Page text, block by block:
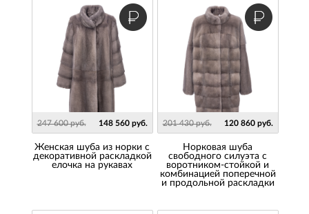
247 600 руб. 148 560 руб.
Женская шуба из норки с
декоративной раскладкой
елочка на рукавах
201 430 руб. 120 860 руб.
Норковая шуба
свободного силуэта с
воротником-стойкой и
комбинацией поперечной
и продольной раскладки